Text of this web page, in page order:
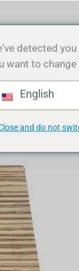
detected
want to change
English
and do not